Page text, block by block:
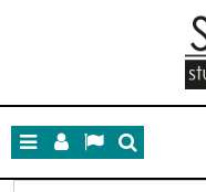
MenuPanelLangSzukaj